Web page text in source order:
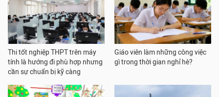
Thi tốt nghiệp THPT trên máy
tính là hướng đi phù hợp nhưng
cần sự chuẩn bị kỹ càng
Giáo viên làm những công việc
gì trong thời gian nghỉ hè?